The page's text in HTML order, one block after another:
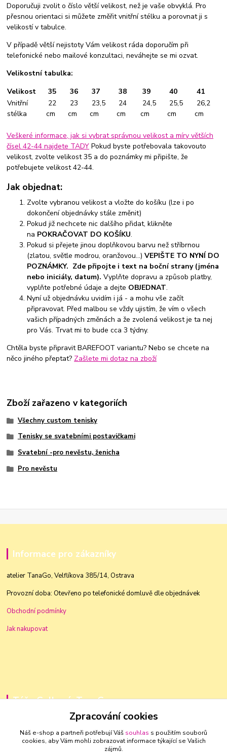
Doporučuji zvolit o číslo větší velikost, než je vaše obvyklá. Pro
přesnou orientaci si můžete změřit vnitřní stélku a porovnat ji s
velikostí v tabulce.
V případě větší nejistoty Vám velikost ráda doporučím při
telefonické nebo mailové konzultaci, neváhejte se mi ozvat.
Velikostní tabulka:
Velikost
35 36 37 38 39 40
41
Vnitřní
stélka
22
cm
23
cm
23,5
cm
24
cm
24,5
cm
25,5
cm
26,2
cm
Veškeré informace, jak si vybrat správnou velikost a míry větších
čísel 42-44 najdete TADY Pokud byste potřebovala takovouto
velikost, zvolte velikost 35 a do poznámky mi připište, že
potřebujete velikost 42-44.
Jak objednat:
Zvolte vybranou velikost a vložte do košíku (lze i po
dokončení objednávky stále změnit)
Pokud již nechcete nic dalšího přidat, klikněte
na POKRAČOVAT DO KOŠÍKU.
Pokud si přejete jinou doplňkovou barvu než stříbrnou
(zlatou, světle modrou, oranžovou...)VEPIŠTE TO NYNÍ DO
POZNÁMKY. Zde připojte i text na boční strany (jména
nebo iniciály, datum).Vyplňte dopravu a způsob platby,
vyplňte potřebné údaje a dejte OBJEDNAT.
Nyní už objednávku uvidím i já - a mohu vše začít
připravovat. Před malbou se vždy ujistím, že vím o všech
vašich případných změnách a že zvolená velikost je ta nej
pro Vás. Trvat mi to bude cca 3 týdny.
Chtěla byste připravit BAREFOOT variantu? Nebo se chcete na
něco jiného přeptat? Zašlete mi dotaz na zboží
Zboží zařazeno v kategoriích
Všechny custom tenisky
Tenisky se svatebními postavičkami
Svatební -pro nevěstu, ženicha
Pro nevěstu
Informace pro zákazníky
atelier TanaGo, Velflíkova 385/14, Ostrava
Provozní doba: Otevřeno po telefonické domluvě dle objednávek
Obchodní podmínky
Jak nakupovat
Táňa Golková, TanaGo
+420 603 83 88 46
golkovat@seznam.cz
Zpracování cookies
Náš e-shop a partneři potřebují Váš souhlas s použitím souborů
cookies, aby Vám mohli zobrazovat informace týkající se Vašich
zájmů.